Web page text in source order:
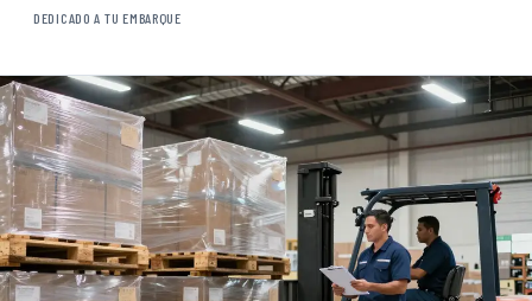
DEDICADO A TU EMBARQUE